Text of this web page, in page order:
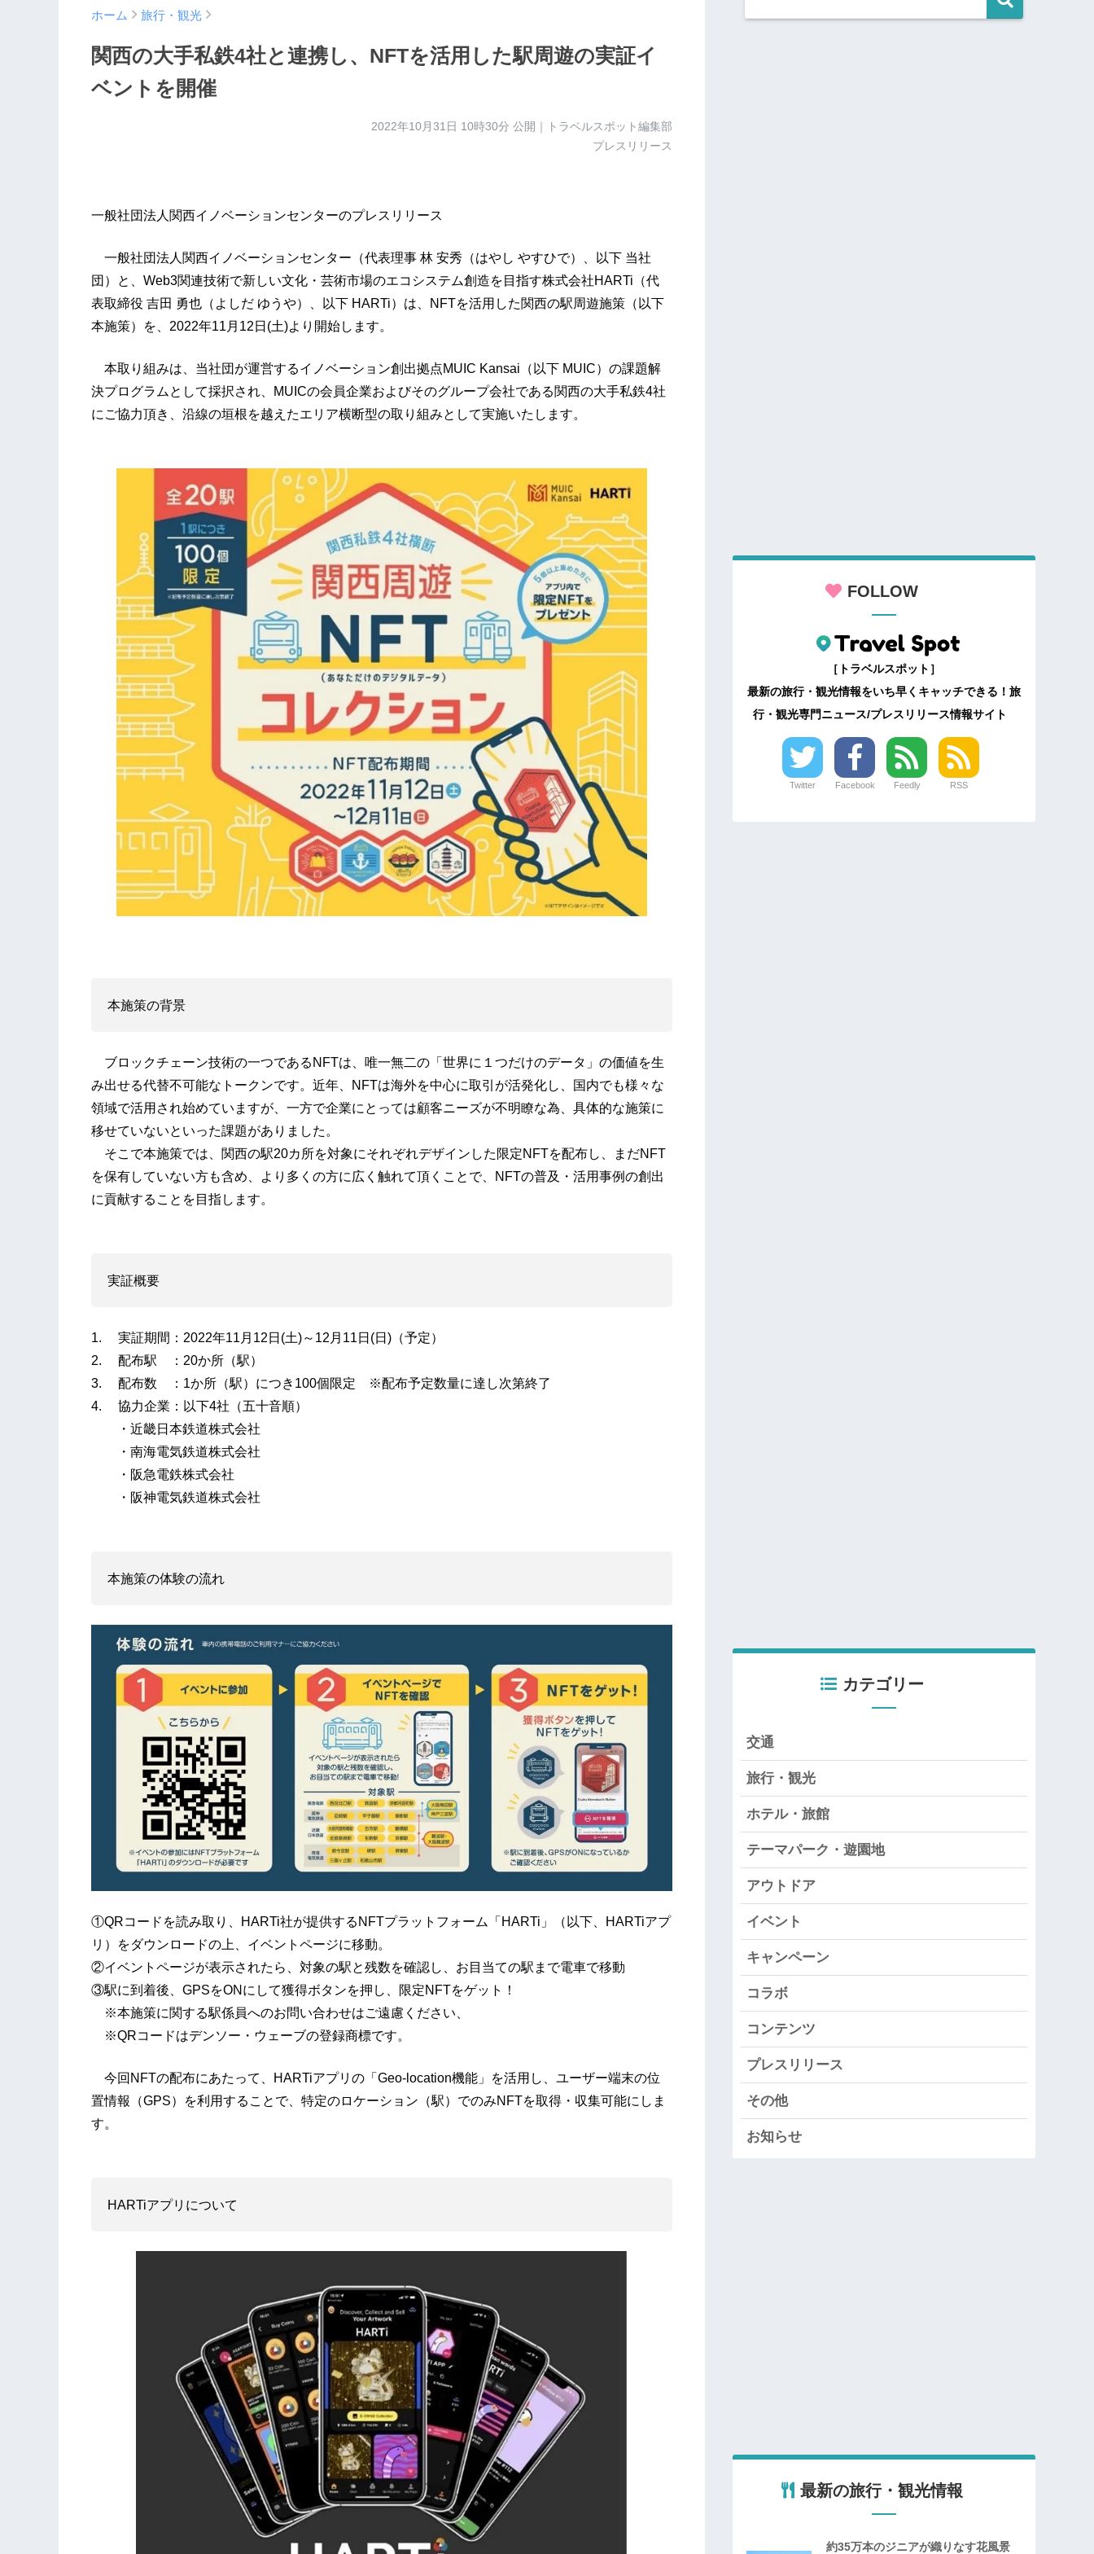
ホーム 旅行・観光
関西の大手私鉄4社と連携し、NFTを活用した駅周遊の実証イ
ベントを開催
2022年10月31日 10時30分 公開｜トラベルスポット編集部
プレスリリース
一般社団法人関西イノベーションセンターのプレスリリース
一般社団法人関西イノベーションセンター（代表理事 林 安秀（はやし やすひで）、以下 当社
団）と、Web3関連技術で新しい文化・芸術市場のエコシステム創造を目指す株式会社HARTi（代
表取締役 吉田 勇也（よしだ ゆうや）、以下 HARTi）は、NFTを活用した関西の駅周遊施策（以下
本施策）を、2022年11月12日(土)より開始します。
本取り組みは、当社団が運営するイノベーション創出拠点MUIC Kansai（以下 MUIC）の課題解
決プログラムとして採択され、MUICの会員企業およびそのグループ会社である関西の大手私鉄4社
にご協力頂き、沿線の垣根を越えたエリア横断型の取り組みとして実施いたします。
本施策の背景
ブロックチェーン技術の⼀つであるNFTは、唯一無二の「世界に１つだけのデータ」の価値を生
み出せる代替不可能なトークンです。近年、NFTは海外を中心に取引が活発化し、国内でも様々な
領域で活用され始めていますが、一方で企業にとっては顧客ニーズが不明瞭な為、具体的な施策に
移せていないといった課題がありました。
そこで本施策では、関西の駅20カ所を対象にそれぞれデザインした限定NFTを配布し、まだNFT
を保有していない方も含め、より多くの方に広く触れて頂くことで、NFTの普及・活用事例の創出
に貢献することを目指します。
実証概要
1. 実証期間：2022年11月12日(土)～12月11日(日)（予定）
2. 配布駅 ：20か所（駅）
3. 配布数 ：1か所（駅）につき100個限定 ※配布予定数量に達し次第終了
4. 協力企業：以下4社（五十音順）
・近畿日本鉄道株式会社​
・南海電気鉄道株式会社
・阪急電鉄株式会社
・阪神電気鉄道株式会社
本施策の体験の流れ
①QRコードを読み取り、HARTi社が提供するNFTプラットフォーム「HARTi」（以下、HARTiアプ
リ）をダウンロードの上、イベントページに移動。
②イベントページが表示されたら、対象の駅と残数を確認し、お目当ての駅まで電車で移動
③駅に到着後、GPSをONにして獲得ボタンを押し、限定NFTをゲット！
※本施策に関する駅係員へのお問い合わせはご遠慮ください、
※QRコードはデンソー・ウェーブの登録商標です。
今回NFTの配布にあたって、HARTiアプリの「Geo-location機能」を活用し、ユーザー端末の位
置情報（GPS）を利用することで、特定のロケーション（駅）でのみNFTを取得・収集可能にしま
す。
HARTiアプリについて
FOLLOW
［トラベルスポット］
最新の旅行・観光情報をいち早くキャッチできる！旅
行・観光専門ニュース/プレスリリース情報サイト
Twitter Facebook Feedly RSS
カテゴリー
交通
旅行・観光
ホテル・旅館
テーマパーク・遊園地
アウトドア
イベント
キャンペーン
コラボ
コンテンツ
プレスリリース
その他
お知らせ
最新の旅行・観光情報
約35万本のジニアが織りなす花風景